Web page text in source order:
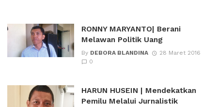
RONNY MARYANTO| Berani
Melawan Politik Uang
By DEBORA BLANDINA
28 Maret 2016
0
HARUN HUSEIN | Mendekatkan
Pemilu Melalui Jurnalistik